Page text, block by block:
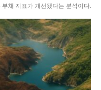
채 지표가 개선됐다는 분석이다.